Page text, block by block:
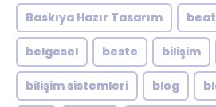
Baskıya Hazır Tasarım beat
belgesel beste bilişim
bilişim sistemleri blog